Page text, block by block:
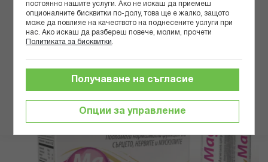
Преминете
края
галерията
изображенията
постоянно нашите услуги. Ако не искаш да приемеш
опционалните бисквитки по-долу, това ще е жалко, защото
може да повлияе на качеството на поднесените услуги при
нас. Ако искаш да разбереш повече, молим, прочети
Политиката за бисквитки
Опции за управление
Получаване на съгласие